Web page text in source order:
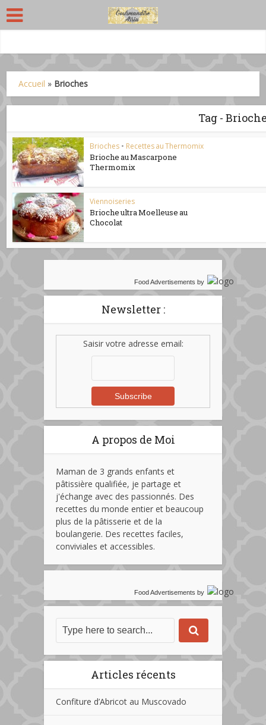
Accueil » Brioches
Tag -
Brioches • Recettes au Thermomix
Brioche au Mascarpone
Thermomix
Viennoiseries
Brioche ultra Moelleuse au
Chocolat
Food Advertisements by
Newsletter :
Saisir votre adresse email:
A propos de Moi
Maman de 3 grands enfants et
pâtissière qualifiée, je partage et
j'échange avec des passionnés. Des
recettes du monde entier et beaucoup
plus de la pâtisserie et de la
boulangerie. Des recettes faciles,
conviviales et accessibles.
Food Advertisements by
Articles récents
Confiture d’Abricot au Muscovado